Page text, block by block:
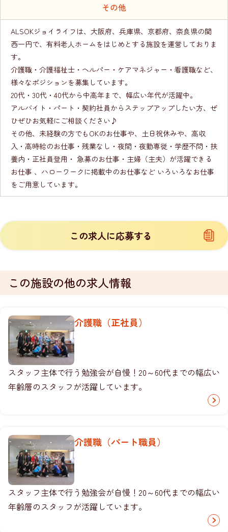
その他
ALSOKジョイライフは、大阪府、兵庫県、京都府、奈良県の関
西一円で、有料老人ホームをはじめとする施設を運営しておりま
す。
介護職・介護福祉士・ヘルパー・ケアマネジャー・看護職など、
様々なポジションを募集しています。
20代・30代・40代から中高年まで、幅広い年代が活躍中。
アルバイト・パート・契約社員からステップアップしたい方、ぜ
ひぜひお気軽にご相談ください♪
その他、未経験の方でもOKのお仕事や、土日祝休みや、高収
入・高時給のお仕事・残業なし・夜間・夜勤専従・学歴不問・扶
養内・正社員登用・ 急募のお仕事・主婦（主夫）が活躍できる
お仕事 、ハローワークに掲載中のお仕事など いろいろなお仕事
をご用意しています。
この求人に応募する
この施設の他の求人情報
介護職（正社員）
スタッフ主体で行う勉強会が自慢！20～60代までの幅広い
年齢層のスタッフが活躍しています。
介護職（パート職員）
スタッフ主体で行う勉強会が自慢！20～60代までの幅広い
年齢層のスタッフが活躍しています。